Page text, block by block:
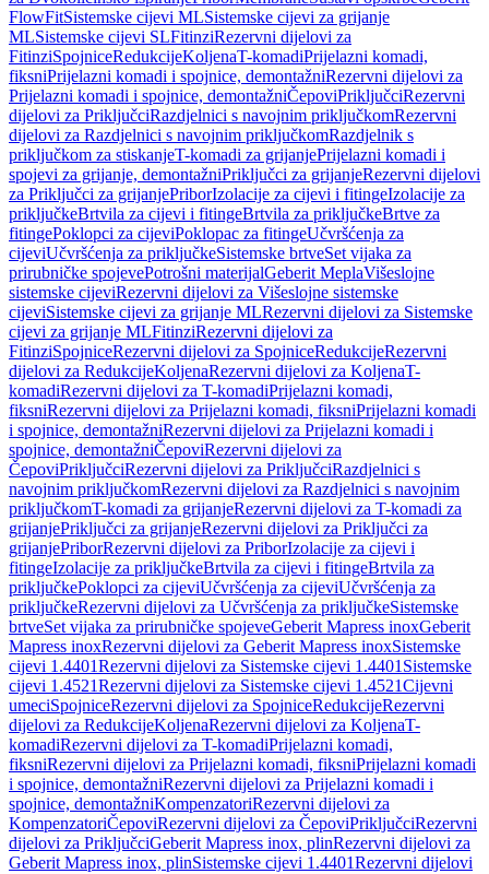
FlowFitSistemske cijevi MLSistemske cijevi za grijanje
MLSistemske cijevi SLFitinziRezervni dijelovi za
FitinziSpojniceRedukcijeKoljenaT-komadiPrijelazni komadi,
fiksniPrijelazni komadi i spojnice, demontažniRezervni dijelovi za
Prijelazni komadi i spojnice, demontažniČepoviPriključciRezervni
dijelovi za PriključciRazdjelnici s navojnim priključkomRezervni
dijelovi za Razdjelnici s navojnim priključkomRazdjelnik s
priključkom za stiskanjeT-komadi za grijanjePrijelazni komadi i
spojevi za grijanje, demontažniPriključci za grijanjeRezervni dijelovi
za Priključci za grijanjePriborIzolacije za cijevi i fitingeIzolacije za
priključkeBrtvila za cijevi i fitingeBrtvila za priključkeBrtve za
fitingePoklopci za cijeviPoklopac za fitingeUčvršćenja za
cijeviUčvršćenja za priključkeSistemske brtveSet vijaka za
prirubničke spojevePotrošni materijalGeberit MeplaVišeslojne
sistemske cijeviRezervni dijelovi za Višeslojne sistemske
cijeviSistemske cijevi za grijanje MLRezervni dijelovi za Sistemske
cijevi za grijanje MLFitinziRezervni dijelovi za
FitinziSpojniceRezervni dijelovi za SpojniceRedukcijeRezervni
dijelovi za RedukcijeKoljenaRezervni dijelovi za KoljenaT-
komadiRezervni dijelovi za T-komadiPrijelazni komadi,
fiksniRezervni dijelovi za Prijelazni komadi, fiksniPrijelazni komadi
i spojnice, demontažniRezervni dijelovi za Prijelazni komadi i
spojnice, demontažniČepoviRezervni dijelovi za
ČepoviPriključciRezervni dijelovi za PriključciRazdjelnici s
navojnim priključkomRezervni dijelovi za Razdjelnici s navojnim
priključkomT-komadi za grijanjeRezervni dijelovi za T-komadi za
grijanjePriključci za grijanjeRezervni dijelovi za Priključci za
grijanjePriborRezervni dijelovi za PriborIzolacije za cijevi i
fitingeIzolacije za priključkeBrtvila za cijevi i fitingeBrtvila za
priključkePoklopci za cijeviUčvršćenja za cijeviUčvršćenja za
priključkeRezervni dijelovi za Učvršćenja za priključkeSistemske
brtveSet vijaka za prirubničke spojeveGeberit Mapress inoxGeberit
Mapress inoxRezervni dijelovi za Geberit Mapress inoxSistemske
cijevi 1.4401Rezervni dijelovi za Sistemske cijevi 1.4401 Sistemske
cijevi 1.4521Rezervni dijelovi za Sistemske cijevi 1.4521Cijevni
umeciSpojniceRezervni dijelovi za SpojniceRedukcijeRezervni
dijelovi za RedukcijeKoljenaRezervni dijelovi za KoljenaT-
komadiRezervni dijelovi za T-komadiPrijelazni komadi,
fiksniRezervni dijelovi za Prijelazni komadi, fiksniPrijelazni komadi
i spojnice, demontažniRezervni dijelovi za Prijelazni komadi i
spojnice, demontažniKompenzatoriRezervni dijelovi za
KompenzatoriČepoviRezervni dijelovi za ČepoviPriključciRezervni
dijelovi za PriključciGeberit Mapress inox, plinRezervni dijelovi za
Geberit Mapress inox, plinSistemske cijevi 1.4401Rezervni dijelovi